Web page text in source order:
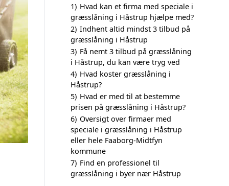
1) Hvad kan et firma med speciale i
græsslåning i Håstrup hjælpe med?
2) Indhent altid mindst 3 tilbud på
græsslåning i Håstrup
3) Få nemt 3 tilbud på græsslåning
i Håstrup, du kan være tryg ved
4) Hvad koster græsslåning i
Håstrup?
5) Hvad er med til at bestemme
prisen på græsslåning i Håstrup?
6) Oversigt over firmaer med
speciale i græsslåning i Håstrup
eller hele Faaborg-Midtfyn
kommune
7) Find en professionel til
græsslåning i byer nær Håstrup